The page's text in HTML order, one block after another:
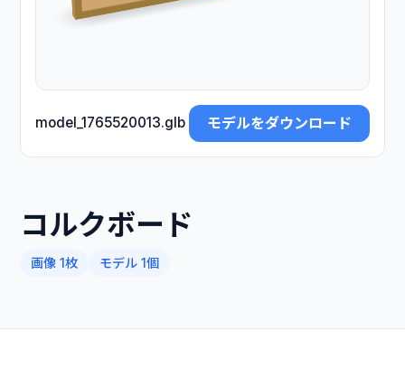
model_1765520013.glb モデルをダウンロード
コルクボード
画像 1枚 モデル 1個